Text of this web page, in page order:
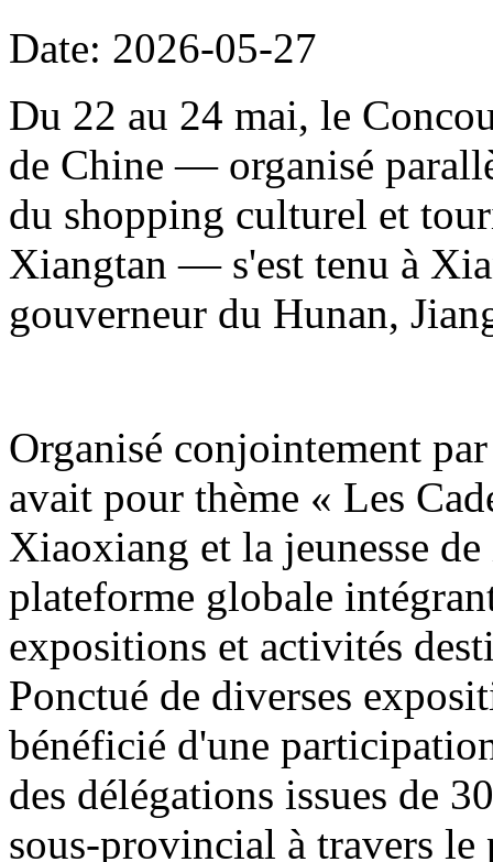
Date: 2026-05-27
Du 22 au 24 mai, le
de Chine — organisé
du shopping culturel et
Xiangtan — s'est tenu à
gouverneur du Hunan,
Organisé conjointement
avait pour thème « Les
Xiaoxiang et la jeunesse
plateforme globale
expositions et activités
Ponctué de diverses
bénéficié d'une
des délégations issues de
sous-provincial à travers